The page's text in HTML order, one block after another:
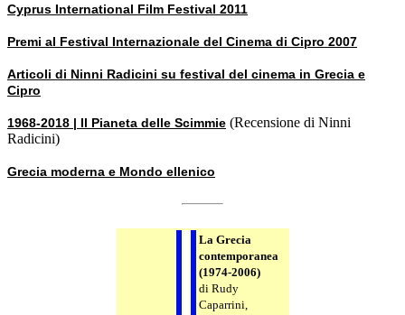
Cyprus International Film Festival 2011
Premi al Festival Internazionale del Cinema di Cipro 2007
Articoli di Ninni Radicini su festival del cinema in Grecia e
Cipro
1968-2018 | Il Pianeta delle Scimmie (Recensione di Ninni
Radicini)
Grecia moderna e Mondo ellenico
La Grecia
contemporanea
(1974-2006)
di Rudy
Caparrini,